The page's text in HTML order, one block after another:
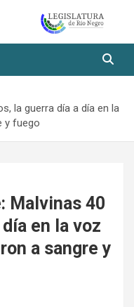
– Río
la guerra día a día en la
y fuego
Malvinas 40
en la voz
a sangre y